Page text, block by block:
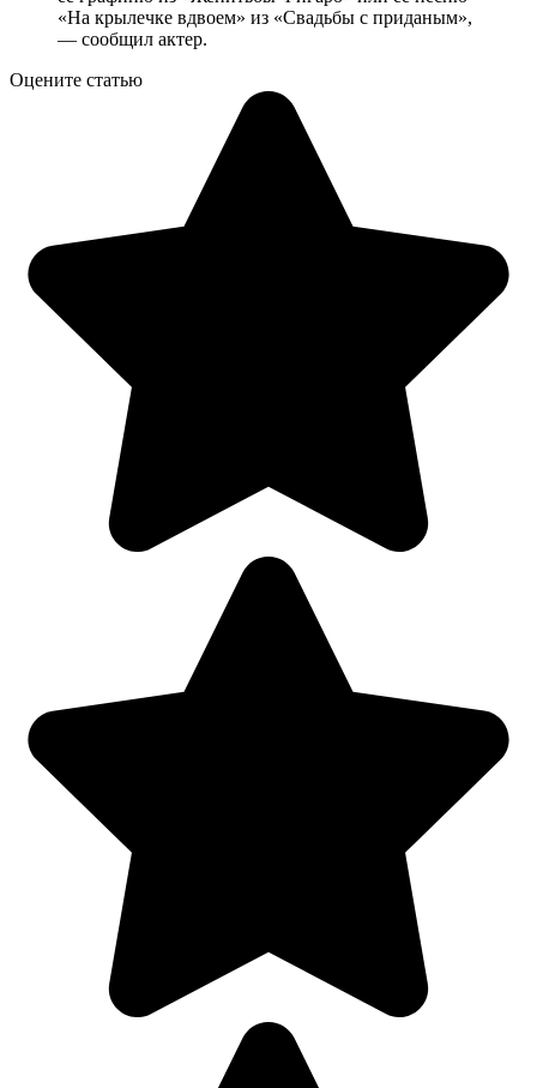
«На крылечке вдвоем» из «Свадьбы с приданым»,
— сообщил актер.
Оцените статью